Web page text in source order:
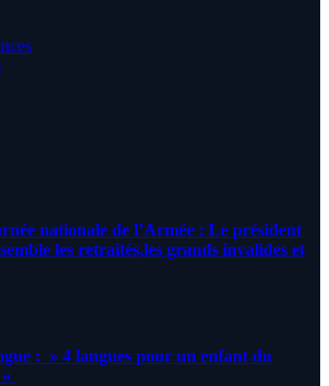
nationale de l’Armée : Le président
les retraités,les grands invalides et
: » 4 langues pour un enfant du